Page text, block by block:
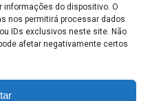
do dispositivo. O
nos permitirá processar dados
IDs exclusivos neste site. Não
afetar negativamente certos